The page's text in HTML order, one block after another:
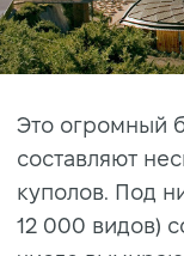
Это огромный
составляют
куполов. Под
12 000 видов)